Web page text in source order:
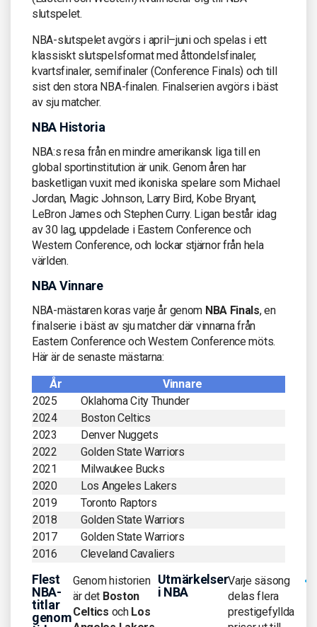
slutspelet.
NBA-slutspelet avgörs i april–juni och spelas i ett
klassiskt slutspelsformat med åttondelsfinaler,
kvartsfinaler, semifinaler (Conference Finals) och till
sist den stora NBA-finalen. Finalserien avgörs i bäst
av sju matcher.
NBA Historia
NBA:s resa från en mindre amerikansk liga till en
global sportinstitution är unik. Genom åren har
basketligan vuxit med ikoniska spelare som Michael
Jordan, Magic Johnson, Larry Bird, Kobe Bryant,
LeBron James och Stephen Curry. Ligan består idag
av 30 lag, uppdelade i Eastern Conference och
Western Conference, och lockar stjärnor från hela
världen.
NBA Vinnare
NBA-mästaren koras varje år genom NBA Finals, en
finalserie i bäst av sju matcher där vinnarna från
Eastern Conference och Western Conference möts.
Här är de senaste mästarna:
År
Vinnare
2025
Oklahoma City Thunder
2024
Boston Celtics
2023
Denver Nuggets
2022
Golden State Warriors
2021
Milwaukee Bucks
2020
Los Angeles Lakers
2019
Toronto Raptors
2018
Golden State Warriors
2017
Golden State Warriors
2016
Cleveland Cavaliers
Flest
NBA-
titlar
genom
Genom historien
är det Boston
Celtics och Los
Utmärkelser
i NBA
Varje säsong
delas flera
prestigefyllda